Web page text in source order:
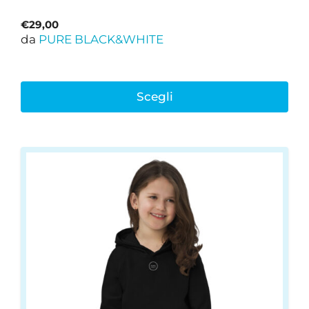
€29,00
da PURE BLACK&WHITE
Scegli
Questo